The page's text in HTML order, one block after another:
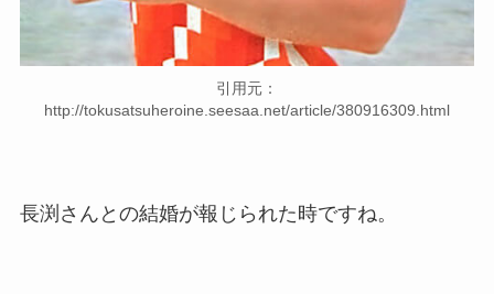
引用元：
http://tokusatsuheroine.seesaa.net/article/380916309.html
長渕さんとの結婚が報じられた時ですね。